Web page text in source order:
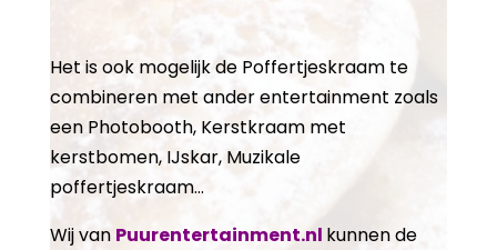
Het is ook mogelijk de Poffertjeskraam te
combineren met ander entertainment zoals
een Photobooth, Kerstkraam met
kerstbomen, IJskar, Muzikale
poffertjeskraam...
Wij van Puurentertainment.nl kunnen de